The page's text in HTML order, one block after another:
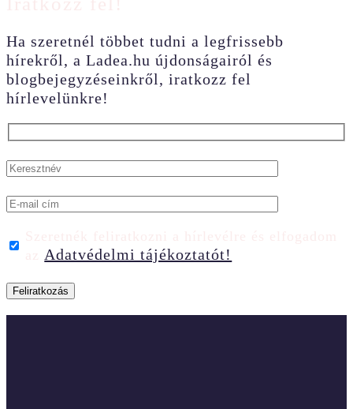
Ha szeretnél többet tudni a legfrissebb
hírekről, a Ladea.hu újdonságairól és
blogbejegyzéseinkről, iratkozz fel
hírlevelünkre!
azAdatvédelmi tájékoztatót!